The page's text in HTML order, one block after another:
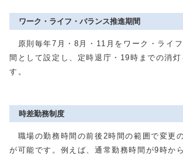
ワーク・ライフ・バランス推進期間
原則毎年7月・8月・11月をワーク・ライ
間として設定し、定時退庁・19時までの消灯
す。
時差勤務制度
職場の勤務時間の前後2時間の範囲で変更
が可能です。例えば、通常勤務時間が9時か